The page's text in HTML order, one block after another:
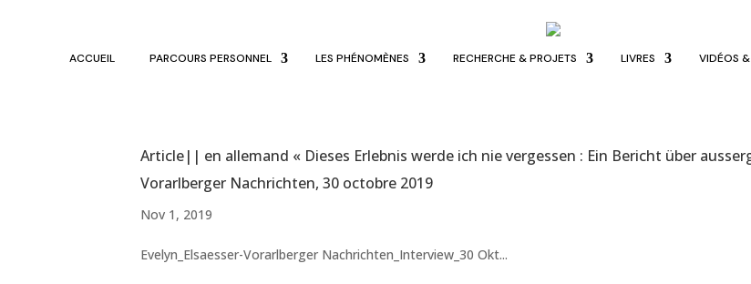
ACCUEIL PARCOURS PERSONNEL LES PHÉNOMÈNES RECHERCHE & PROJETS LIVRES VIDÉOS
Article|| en allemand « Dieses Erlebnis werde ich nie vergessen : Ein Bericht über
Vorarlberger Nachrichten, 30 octobre 2019
Nov 1, 2019
Evelyn_Elsaesser-Vorarlberger Nachrichten_Interview_30 Okt...